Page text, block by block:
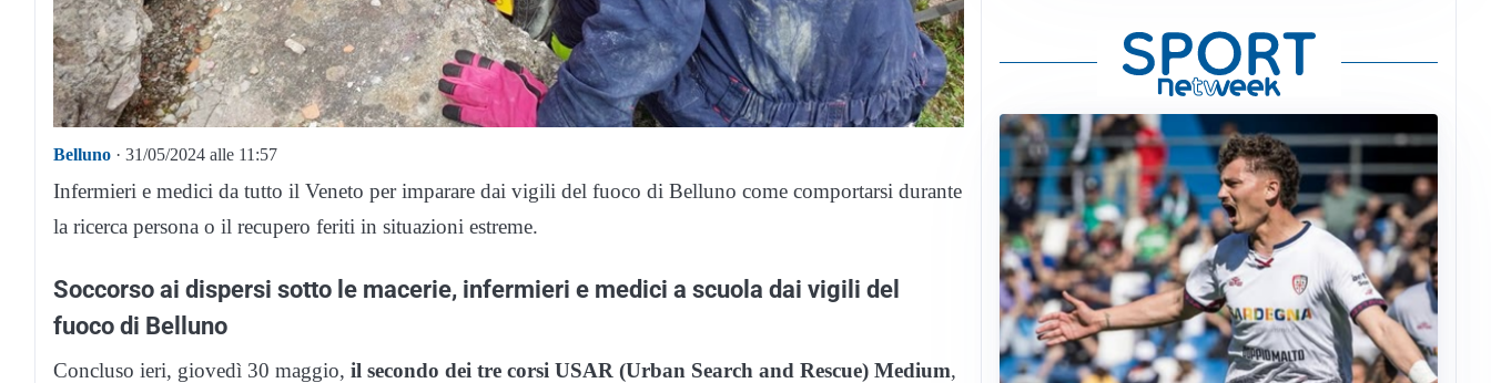
Belluno · 31/05/2024 alle 11:57
Infermieri e medici da tutto il Veneto per imparare dai vigili del fuoco di Belluno come comportarsi durante
la ricerca persona o il recupero feriti in situazioni estreme.
Soccorso ai dispersi sotto le macerie, infermieri e medici a scuola dai vigili del
fuoco di Belluno
Concluso ieri, giovedì 30 maggio, il secondo dei tre corsi USAR (Urban Search and Rescue) Medium,